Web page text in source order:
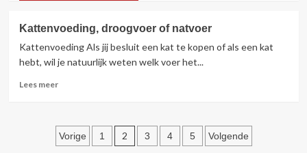
Van
Kattenvoeding, droogvoer of natvoer
Kattenvoeding Als jij besluit een kat te kopen of als een kat
hebt, wil je natuurlijk weten welk voer het...
Lees meerLees
droogvoer
of
Berichten
Vorige 1 2 3 4 5 Volgende